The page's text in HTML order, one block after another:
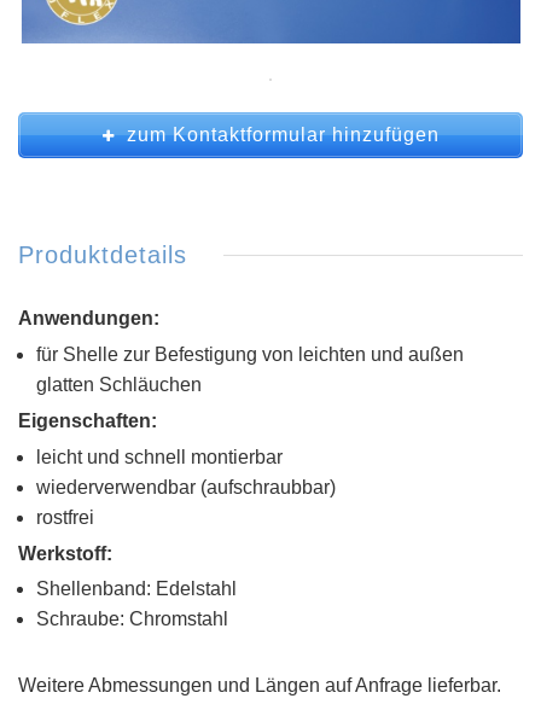
zum Kontaktformular hinzufügen
Produktdetails
Anwendungen:
für Shelle zur Befestigung von leichten und außen
glatten Schläuchen
Eigenschaften:
leicht und schnell montierbar
wiederverwendbar (aufschraubbar)
rostfrei
Werkstoff:
Shellenband: Edelstahl
Schraube: Chromstahl
Weitere Abmessungen und Längen auf Anfrage lieferbar.